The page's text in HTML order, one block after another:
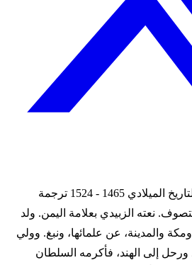
التاريخ الهجري 869 - 930 التاريخ الميلادي 1465 - 1524 ترجمة
نعته الزبيدي بعلامة اليمن. ولد
والمدينة، عن علمائها، ونبغ. وولي
ورحل إلى الهند، فأكرمه السلطان